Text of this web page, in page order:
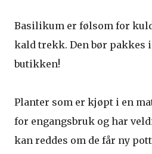
Basilikum er følsom for
kald trekk. Den bør pakkes
butikken!
Planter som er kjøpt i en
for engangsbruk og har
kan reddes om de får ny